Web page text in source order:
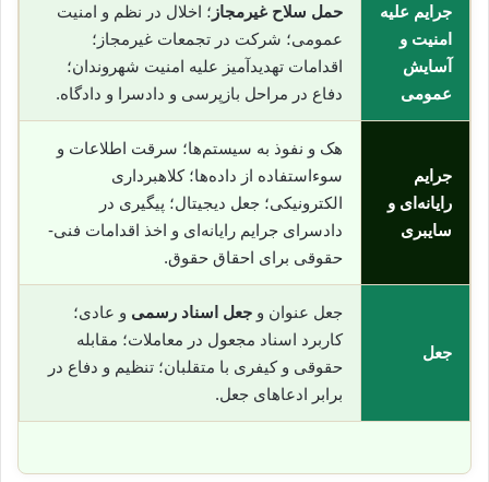
جرایم علیه
امنیت و
آسایش
عمومی
حمل سلاح غیرمجاز ؛ اخلال در نظم و امنیت
عمومی؛ شرکت در تجمعات غیرمجاز؛
اقدامات تهدیدآمیز علیه امنیت شهروندان؛
دفاع در مراحل بازپرسی و دادسرا و دادگاه.
جرایم
رایانه‌ای و
سایبری
هک و نفوذ به سیستم‌ها؛ سرقت اطلاعات و
سوء‌استفاده از داده‌ها؛ کلاهبرداری
الکترونیکی؛ جعل دیجیتال؛ پیگیری در
دادسرای جرایم رایانه‌ای و اخذ اقدامات فنی-
حقوقی برای احقاق حقوق.
جعل
جعل عنوان و جعل اسناد رسمی و عادی؛
کاربرد اسناد مجعول در معاملات؛ مقابله
حقوقی و کیفری با متقلبان؛ تنظیم و دفاع در
برابر ادعاهای جعل.